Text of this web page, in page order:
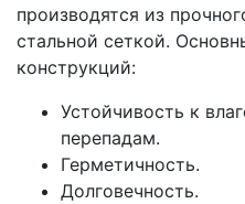
производятся из
стальной сеткой.
конструкций:
Устойчивость к
перепадам.
Герметичность.
Долговечность.